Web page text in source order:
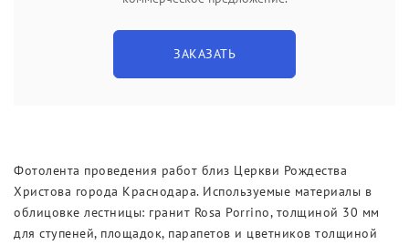
ЗАКАЗАТЬ
Фотолента проведения работ близ Церкви Рождества
Христова города Краснодара. Используемые материалы в
облицовке лестницы: гранит Rosa Porrino, толщиной 30 мм
для ступеней, площадок, парапетов и цветников толщиной